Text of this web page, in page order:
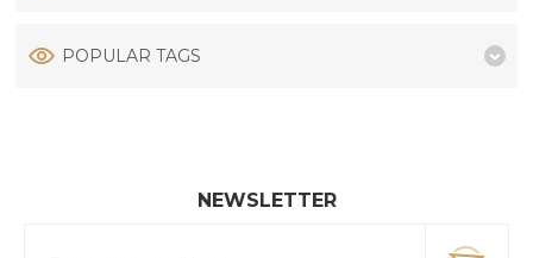
POPULAR TAGS
NEWSLETTER